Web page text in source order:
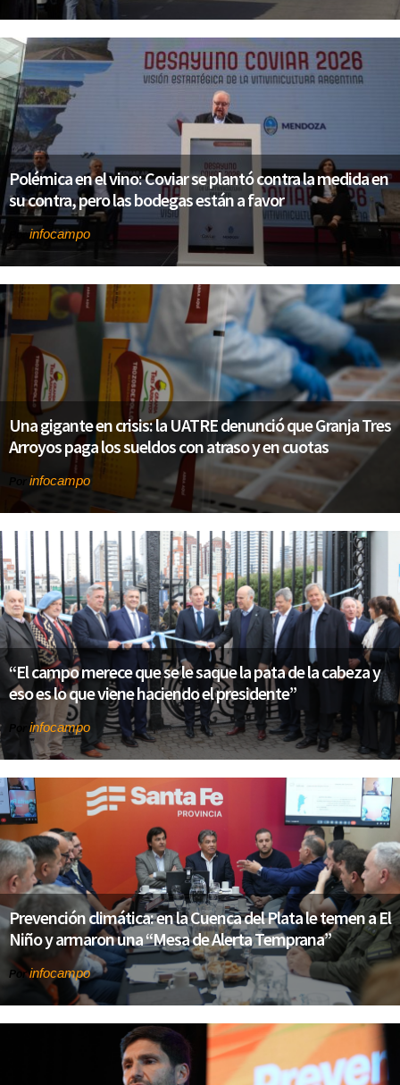
Polémica en el vino: Coviar se plantó contra la medida en
su contra, pero las bodegas están a favor
Porinfocampo
Una gigante en crisis: la UATRE denunció que Granja Tres
Arroyos paga los sueldos con atraso y en cuotas
infocampo
“El campo merece que se le saque la pata de la cabeza y
eso es lo que viene haciendo el presidente”
Por infocampo
Prevención climática: en la Cuenca del Plata le temen a El
Niño y armaron una “Mesa de Alerta Temprana”
Porinfocampo